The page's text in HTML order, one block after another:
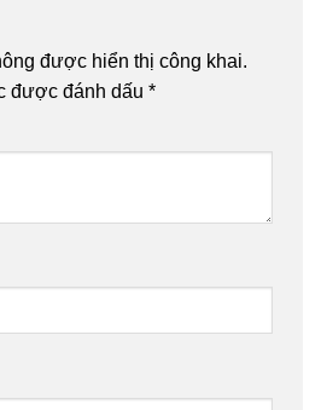
được hiển thị công khai.
được đánh dấu *